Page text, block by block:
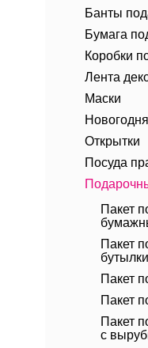
Банты
Бумага
Коробки
Лента
Маски
Открытки
Посуда
Пакет
Пакет
бутылки
Пакет
Пакет
Пакет
с